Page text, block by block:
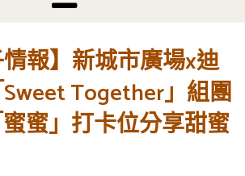
情報】新城市廣場x迪
Together」組團
蜜」打卡位分享甜蜜